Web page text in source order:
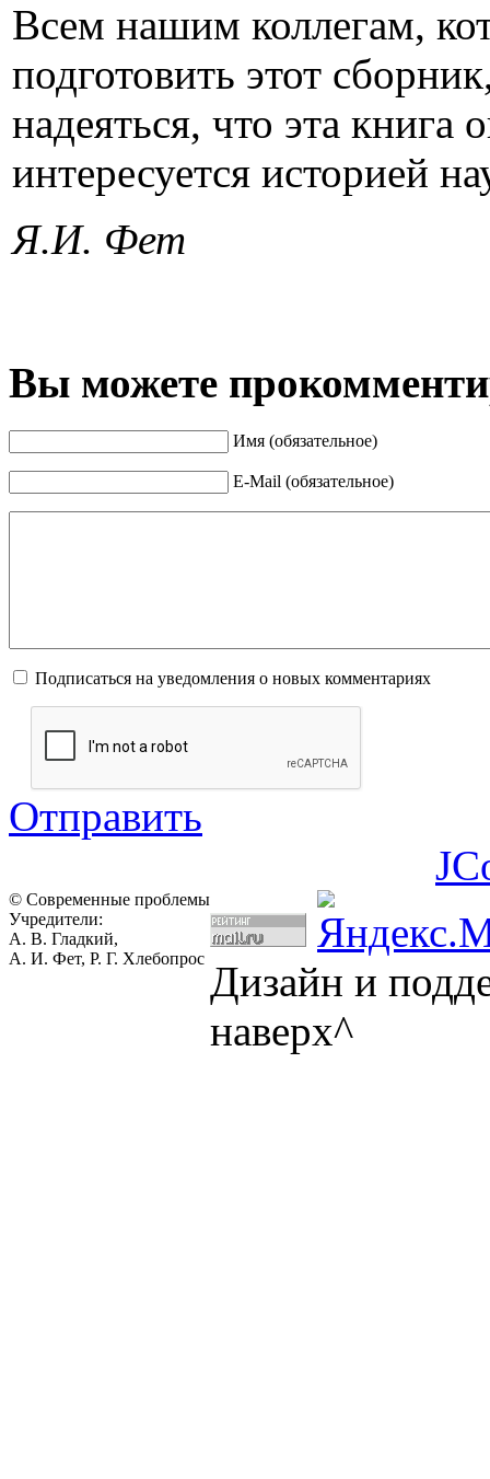
Всем нашим коллегам,
подготовить этот
надеяться, что эта книга
интересуется историей
Я.И. Фет
Вы можете
Имя (обязательное)
E-Mail (обязательное)
Подписаться на уведомления о новых комментариях
Отправить
© Современные проблемы
Учредители:
А. В. Гладкий,
А. И. Фет, Р. Г. Хлебопрос Дизайн и
наверх^